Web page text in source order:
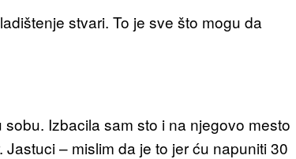
stvari. To je sve što mogu da
Izbacila sam sto i na njegovo mesto
– mislim da je to jer ću napuniti 30